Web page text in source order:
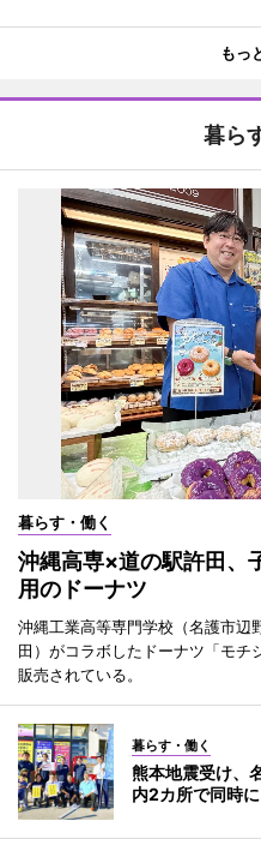
もっ
暮ら
暮らす・働く
沖縄高専×道の駅許田、
用のドーナツ
沖縄工業高等専門学校（名護市辺
田）がコラボしたドーナツ「モチ
販売されている。
暮らす・働く
熊本地震受け、
内2カ所で同時に